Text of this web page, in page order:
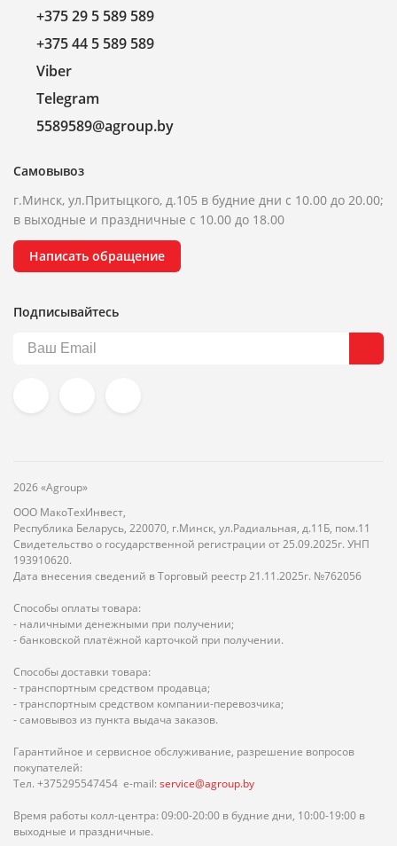
+375 29 5 589 589
+375 44 5 589 589
Viber
Telegram
5589589@agroup.by
Самовывоз
г.Минск, ул.Притыцкого, д.105 в будние дни с 10.00 до 20.00;
в выходные и праздничные с 10.00 до 18.00
Написать обращение
Подписывайтесь
2026 «Agroup»
ООО МакоТехИнвест,
Республика Беларусь, 220070, г.Минск, ул.Радиальная, д.11Б, пом.11
Свидетельство о государственной регистрации от 25.09.2025г. УНП
193910620.
Дата внесения сведений в Торговый реестр 21.11.2025г. №762056
Способы оплаты товара:
- наличными денежными при получении;
- банковской платёжной карточкой при получении.
Способы доставки товара:
- транспортным средством продавца;
- транспортным средством компании-перевозчика;
- самовывоз из пункта выдача заказов.
Гарантийное и сервисное обслуживание, разрешение вопросов
покупателей:
Тел. +375295547454 e-mail: service@agroup.by
Время работы колл-центра: 09:00-20:00 в будние дни, 10:00-19:00 в
выходные и праздничные.